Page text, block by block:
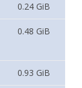
0.24 GiB
0.48 GiB
0.93 GiB